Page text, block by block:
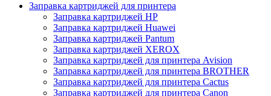
Заправка картриджей для принтера
Заправка картриджей HP
Заправка картриджей Huawei
Заправка картриджей Pantum
Заправка картриджей XEROX
Заправка картриджей для принтера Avision
Заправка картриджей для принтера BROTHER
Заправка картриджей для принтера Cactus
Заправка картриджей для принтера Canon